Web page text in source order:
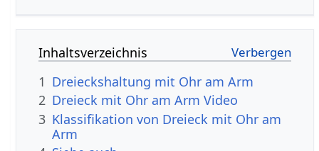
Inhaltsverzeichnis
1 Dreieckshaltung mit Ohr am Arm
2 Dreieck mit Ohr am Arm Video
3 Klassifikation von Dreieck mit Ohr am
Arm